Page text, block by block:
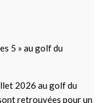
5 » au golf du
2026 au golf du
retrouvées pour un